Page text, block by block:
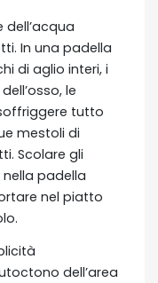
dell’acqua
In una padella
di aglio interi, i
le
tutto
mestoli di
Scolare gli
padella
nel piatto
dell’area